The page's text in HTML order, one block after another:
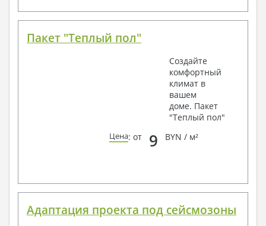
Пакет "Теплый пол"
Создайте
комфортный
климат в
вашем
доме. Пакет
"Теплый пол"
Цена: от 9 BYN / м²
Адаптация проекта под сейсмозоны